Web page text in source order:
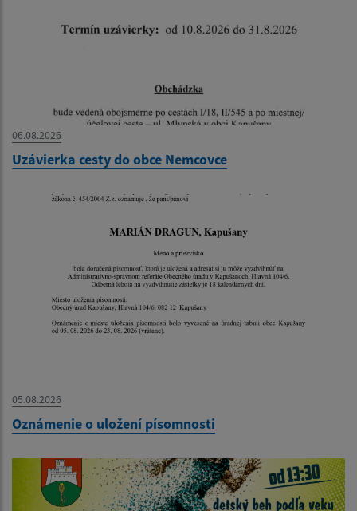
06.08.2026
Uzávierka cesty do obce Nemcovce
05.08.2026
Oznámenie o uložení písomnosti